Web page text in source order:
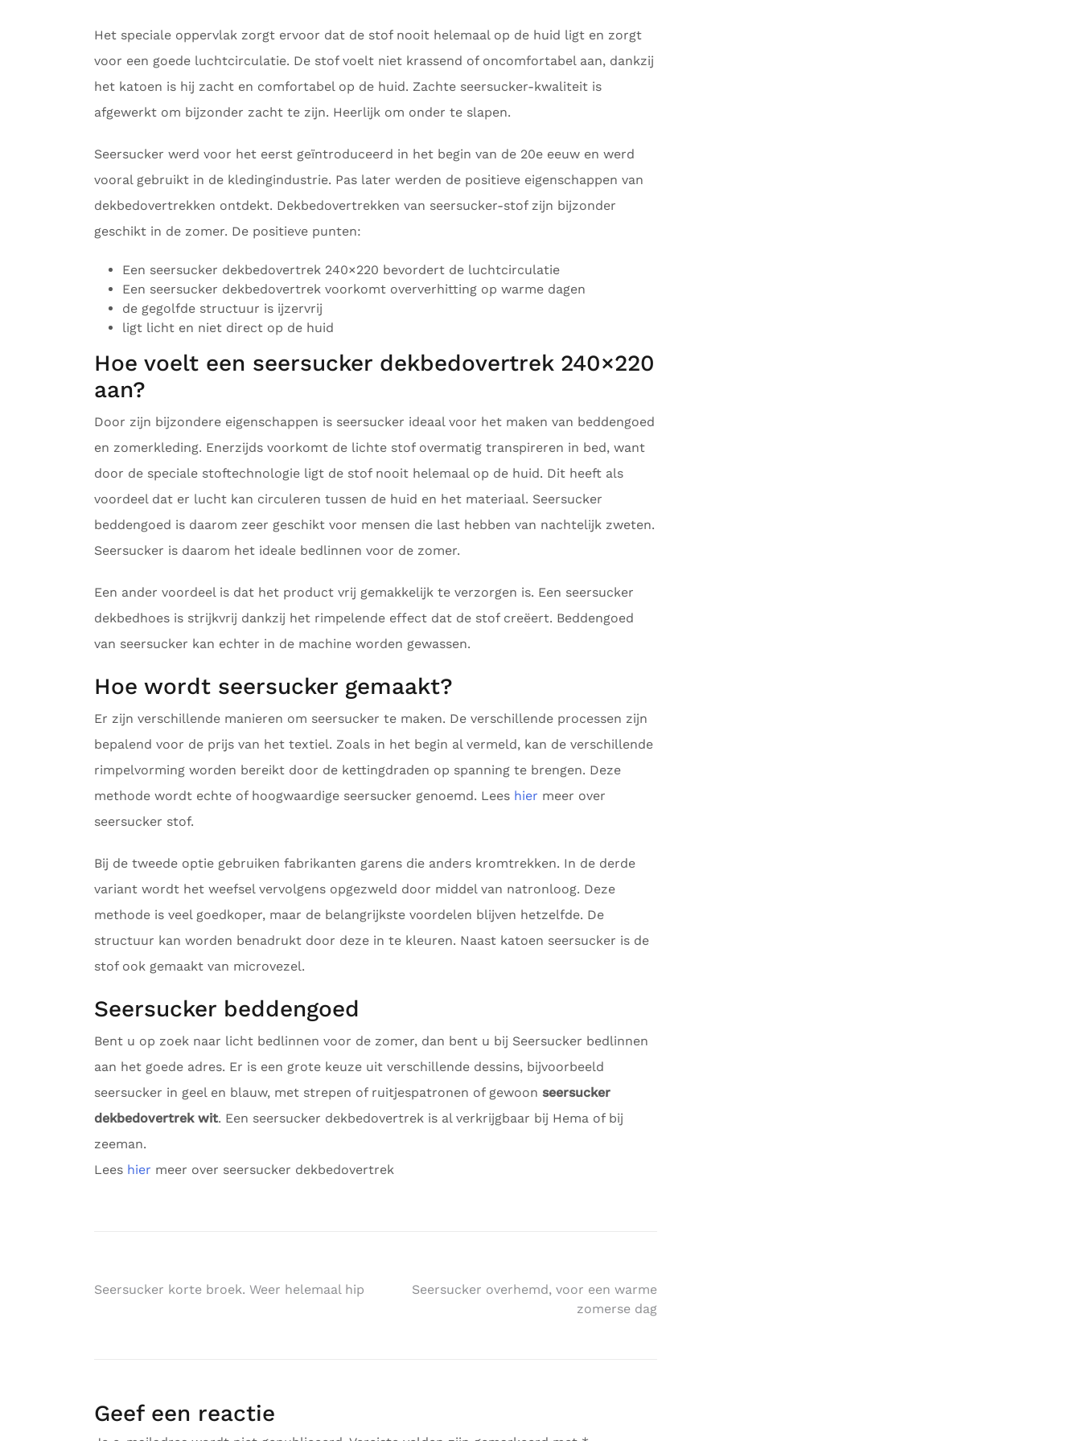
Het speciale oppervlak zorgt ervoor dat de stof nooit helemaal op de huid ligt en zorgt
voor een goede luchtcirculatie. De stof voelt niet krassend of oncomfortabel aan, dankzij
het katoen is hij zacht en comfortabel op de huid. Zachte seersucker-kwaliteit is
afgewerkt om bijzonder zacht te zijn. Heerlijk om onder te slapen.
Seersucker werd voor het eerst geïntroduceerd in het begin van de 20e eeuw en werd
vooral gebruikt in de kledingindustrie. Pas later werden de positieve eigenschappen van
dekbedovertrekken ontdekt. Dekbedovertrekken van seersucker-stof zijn bijzonder
geschikt in de zomer. De positieve punten:
Een seersucker dekbedovertrek 240×220 bevordert de luchtcirculatie
Een seersucker dekbedovertrek voorkomt oververhitting op warme dagen
de gegolfde structuur is ijzervrij
ligt licht en niet direct op de huid
Hoe voelt een seersucker dekbedovertrek 240×220
aan?
Door zijn bijzondere eigenschappen is seersucker ideaal voor het maken van beddengoed
en zomerkleding. Enerzijds voorkomt de lichte stof overmatig transpireren in bed, want
door de speciale stoftechnologie ligt de stof nooit helemaal op de huid. Dit heeft als
voordeel dat er lucht kan circuleren tussen de huid en het materiaal. Seersucker
beddengoed is daarom zeer geschikt voor mensen die last hebben van nachtelijk zweten.
Seersucker is daarom het ideale bedlinnen voor de zomer.
Een ander voordeel is dat het product vrij gemakkelijk te verzorgen is. Een seersucker
dekbedhoes is strijkvrij dankzij het rimpelende effect dat de stof creëert. Beddengoed
van seersucker kan echter in de machine worden gewassen.
Hoe wordt seersucker gemaakt?
Er zijn verschillende manieren om seersucker te maken. De verschillende processen zijn
bepalend voor de prijs van het textiel. Zoals in het begin al vermeld, kan de verschillende
rimpelvorming worden bereikt door de kettingdraden op spanning te brengen. Deze
methode wordt echte of hoogwaardige seersucker genoemd. Lees hier meer over
seersucker stof.
Bij de tweede optie gebruiken fabrikanten garens die anders kromtrekken. In de derde
variant wordt het weefsel vervolgens opgezweld door middel van natronloog. Deze
methode is veel goedkoper, maar de belangrijkste voordelen blijven hetzelfde. De
structuur kan worden benadrukt door deze in te kleuren. Naast katoen seersucker is de
stof ook gemaakt van microvezel.
Seersucker beddengoed
Bent u op zoek naar licht bedlinnen voor de zomer, dan bent u bij Seersucker bedlinnen
aan het goede adres. Er is een grote keuze uit verschillende dessins, bijvoorbeeld
seersucker in geel en blauw, met strepen of ruitjespatronen of gewoon seersucker
dekbedovertrek wit. Een seersucker dekbedovertrek is al verkrijgbaar bij Hema of bij
zeeman.
Lees hier meer over seersucker dekbedovertrek
Bericht
Seersucker korte broek. Weer helemaal hip
Seersucker overhemd, voor een warme
zomerse dag
Geef een reactie